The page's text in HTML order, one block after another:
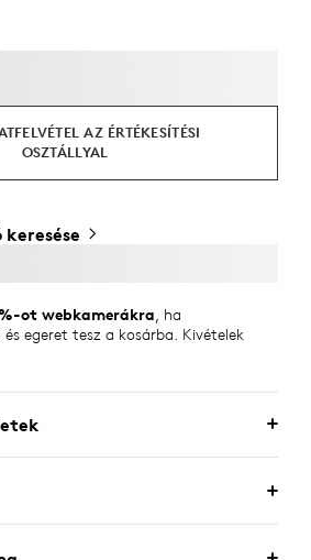
AZ ÉRTÉKESÍTÉSI
OSZTÁLLYAL
ot webkamerákra, ha
egeret tesz a kosárba. Kivételek